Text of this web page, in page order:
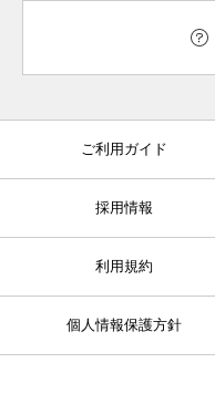
ご利用ガイド
採用情報
利用規約
個人情報保護方針